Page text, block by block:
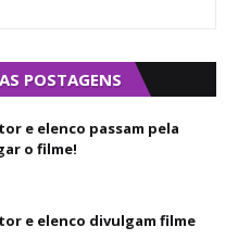
POSTAGENS
e elenco passam pela
o filme!
e elenco divulgam filme